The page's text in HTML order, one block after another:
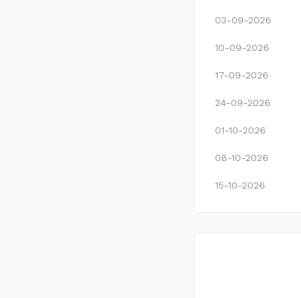
03-09-2026
10-09-2026
17-09-2026
24-09-2026
01-10-2026
08-10-2026
15-10-2026